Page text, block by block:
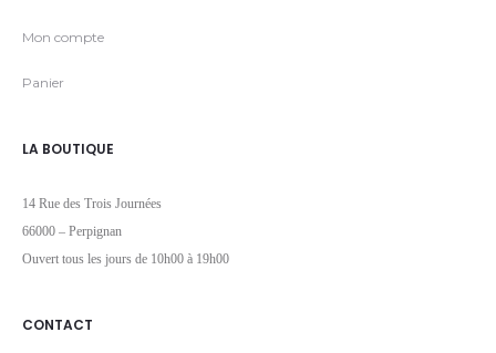
Mon compte
Panier
LA BOUTIQUE
14 Rue des Trois Journées
66000 – Perpignan
Ouvert tous les jours de 10h00 à 19h00
CONTACT